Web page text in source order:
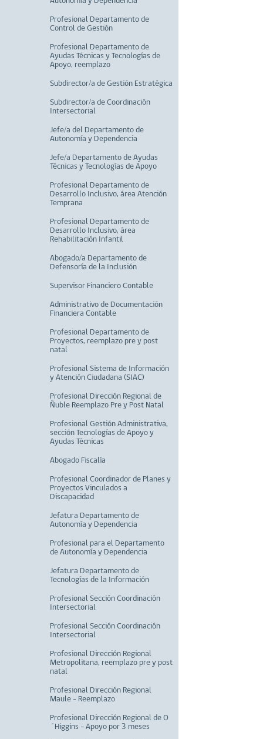
Profesional Departamento de
Control de Gestión
Profesional Departamento de
Ayudas Técnicas y Tecnologías de
Apoyo, reemplazo
Subdirector/a de Gestión Estratégica
Subdirector/a de Coordinación
Intersectorial
Jefe/a del Departamento de
Autonomía y Dependencia
Jefe/a Departamento de Ayudas
Técnicas y Tecnologías de Apoyo
Profesional Departamento de
Desarrollo Inclusivo, área Atención
Temprana
Profesional Departamento de
Desarrollo Inclusivo, área
Rehabilitación Infantil
Abogado/a Departamento de
Defensoría de la Inclusión
Supervisor Financiero Contable
Administrativo de Documentación
Financiera Contable
Profesional Departamento de
Proyectos, reemplazo pre y post
natal
Profesional Sistema de Información
y Atención Ciudadana (SIAC)
Profesional Dirección Regional de
Ñuble Reemplazo Pre y Post Natal
Profesional Gestión Administrativa,
sección Tecnologías de Apoyo y
Ayudas Técnicas
Abogado Fiscalía
Profesional Coordinador de Planes y
Proyectos Vinculados a
Discapacidad
Jefatura Departamento de
Autonomía y Dependencia
Profesional para el Departamento
de Autonomía y Dependencia
Jefatura Departamento de
Tecnologías de la Información
Profesional Sección Coordinación
Intersectorial
Profesional Sección Coordinación
Intersectorial
Profesional Dirección Regional
Metropolitana, reemplazo pre y post
natal
Profesional Dirección Regional
Maule - Reemplazo
Profesional Dirección Regional de O
´Higgins - Apoyo por 3 meses